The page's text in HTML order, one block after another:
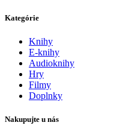
Kategórie
Knihy
E-knihy
Audioknihy
Hry
Filmy
Doplnky
Nakupujte u nás